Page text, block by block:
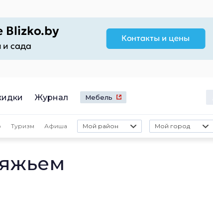
Журнал Мебель
Туризм Афиша Мой район Мой город